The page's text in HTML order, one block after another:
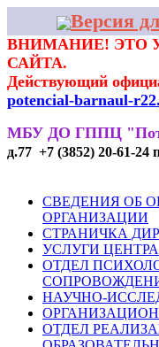
Версия
ВНИМАНИЕ! ЭТО
САЙТА.
Действующий
potencial-barnaul-
МБУ ДО ГППЦ
д.77 +7 (3852) 20-61-24
СВЕДЕНИЯ ОБ
ОРГАНИЗАЦИИ
СТРАНИЧКА
УСЛУГИ ЦЕНТРА
ОТДЕЛ
НАУЧНО-
ОТДЕЛ